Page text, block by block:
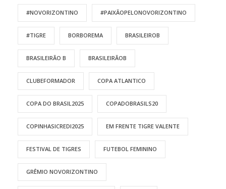
#NOVORIZONTINO #PAIXÃOPELONOVORIZONTINO
#TIGRE BORBOREMA BRASILEIROB
BRASILEIRÃO B BRASILEIRÃOB
CLUBEFORMADOR COPA ATLANTICO
COPA DO BRASIL2025 COPADOBRASILS20
COPINHASICREDI2025 EM FRENTE TIGRE VALENTE
FESTIVAL DE TIGRES FUTEBOL FEMININO
GRÊMIO NOVORIZONTINO